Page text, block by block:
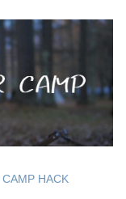
CAMP HACK